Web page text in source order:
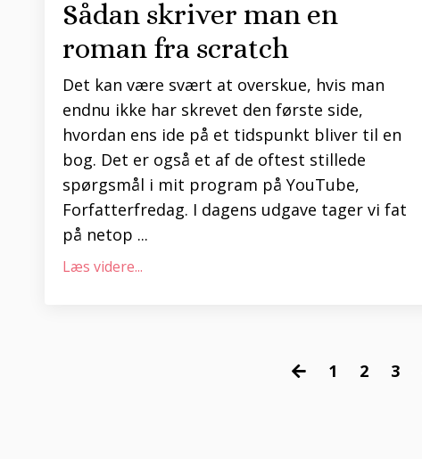
Sådan skriver man en
roman fra scratch
Det kan være svært at overskue, hvis man
endnu ikke har skrevet den første side,
hvordan ens ide på et tidspunkt bliver til en
bog. Det er også et af de oftest stillede
spørgsmål i mit program på YouTube,
Forfatterfredag. I dagens udgave tager vi fat
på netop ...
Læs videre...
1 2 3